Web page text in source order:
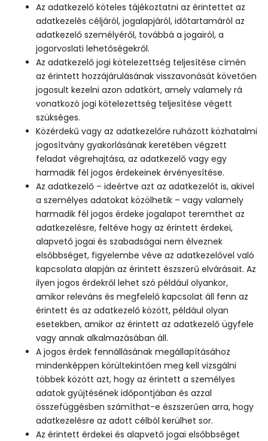
Az adatkezelő köteles tájékoztatni az érintettet az
adatkezelés céljáról, jogalapjáról, időtartamáról az
adatkezelő személyéről, továbbá a jogairól, a
jogorvoslati lehetőségekről.
Az adatkezelő jogi kötelezettség teljesítése címén
az érintett hozzájárulásának visszavonását követően
jogosult kezelni azon adatkört, amely valamely rá
vonatkozó jogi kötelezettség teljesítése végett
szükséges.
Közérdekű vagy az adatkezelőre ruházott közhatalmi
jogosítvány gyakorlásának keretében végzett
feladat végrehajtása, az adatkezelő vagy egy
harmadik fél jogos érdekeinek érvényesítése.
Az adatkezelő – ideértve azt az adatkezelőt is, akivel
a személyes adatokat közölhetik – vagy valamely
harmadik fél jogos érdeke jogalapot teremthet az
adatkezelésre, feltéve hogy az érintett érdekei,
alapvető jogai és szabadságai nem élveznek
elsőbbséget, figyelembe véve az adatkezelővel való
kapcsolata alapján az érintett észszerű elvárásait. Az
ilyen jogos érdekről lehet szó például olyankor,
amikor releváns és megfelelő kapcsolat áll fenn az
érintett és az adatkezelő között, például olyan
esetekben, amikor az érintett az adatkezelő ügyfele
vagy annak alkalmazásában áll.
A jogos érdek fennállásának megállapításához
mindenképpen körültekintően meg kell vizsgálni
többek között azt, hogy az érintett a személyes
adatok gyűjtésének időpontjában és azzal
összefüggésben számíthat-e észszerűen arra, hogy
adatkezelésre az adott célból kerülhet sor.
Az érintett érdekei és alapvető jogai elsőbbséget